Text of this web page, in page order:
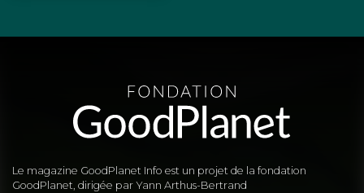
Le magazine GoodPlanet Info est un projet de la fondation
GoodPlanet, dirigée par Yann Arthus-Bertrand